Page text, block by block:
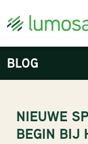
BLOG
NIEUWE
BEGIN BIJ